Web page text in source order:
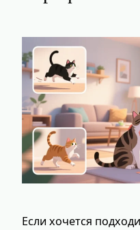
Если хочется